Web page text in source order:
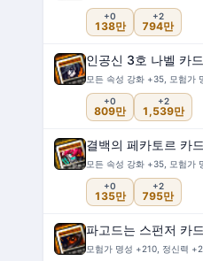
+0
138만
+2
794만
인공신 3호 나벨 카드
모든 속성 강화 +35, 모험가
+0
809만
+2
1,539만
결백의 페카토르 카드
모든 속성 강화 +35, 모험가
+0
135만
+2
795만
파고드는 스펀저 카드
모험가 명성 +210, 정신력